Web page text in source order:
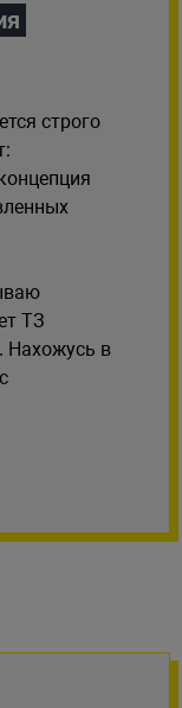
строго
ТЗ
Нахожусь в